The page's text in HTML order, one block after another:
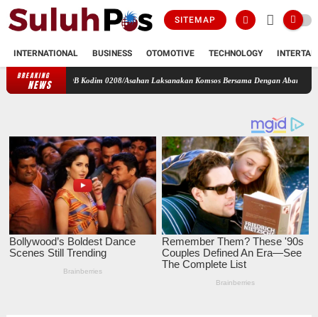
SITEMAP
INTERNATIONAL BUSINESS OTOMOTIVE TECHNOLOGY
BREAKING
NEWS
17/DB Kodim 0208/Asahan Laksanakan Komsos Bersama Dengan Abang Becak